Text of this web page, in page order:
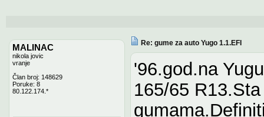
MALINAC
nikola jovic
vranje
Član broj: 148629
Poruke: 8
80.122.174.*
Re: gume za auto Yugo 1.1.EFI
'96.god.na
165/65